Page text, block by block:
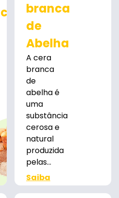
branca
de
Abelha
A cera
branca
de
abelha é
uma
substância
cerosa e
natural
produzida
pelas...
Saiba
mais